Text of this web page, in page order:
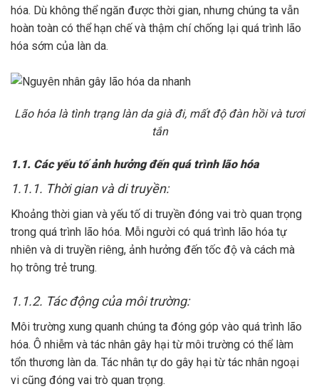
hóa. Dù không thể ngăn được thời gian, nhưng chúng ta vẫn
hoàn toàn có thể hạn chế và thậm chí chống lại quá trình lão
hóa sớm của làn da.
Lão hóa là tình trạng làn da già đi, mất độ đàn hồi và tươi
tắn
1.1. Các yếu tố ảnh hưởng đến quá trình lão hóa
1.1.1. Thời gian và di truyền:
Khoảng thời gian và yếu tố di truyền đóng vai trò quan trọng
trong quá trình lão hóa. Mỗi người có quá trình lão hóa tự
nhiên và di truyền riêng, ảnh hưởng đến tốc độ và cách mà
họ trông trẻ trung.
1.1.2. Tác động của môi trường:
Môi trường xung quanh chúng ta đóng góp vào quá trình lão
hóa. Ô nhiễm và tác nhân gây hại từ môi trường có thể làm
tổn thương làn da. Tác nhân tự do gây hại từ tác nhân ngoại
vi cũng đóng vai trò quan trọng.